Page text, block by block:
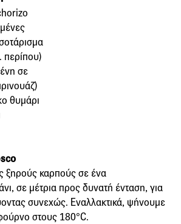
σε
θυμάρι
ξηρούς καρπούς σε ένα
σε μέτρια προς δυνατή ένταση, για
συνεχώς. Εναλλακτικά, ψήνουμε
στους 180°C.